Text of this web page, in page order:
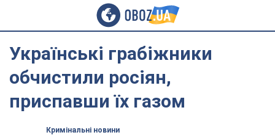
Українські грабіжники
обчистили росіян,
приспавши їх газом
Кримінальні новини